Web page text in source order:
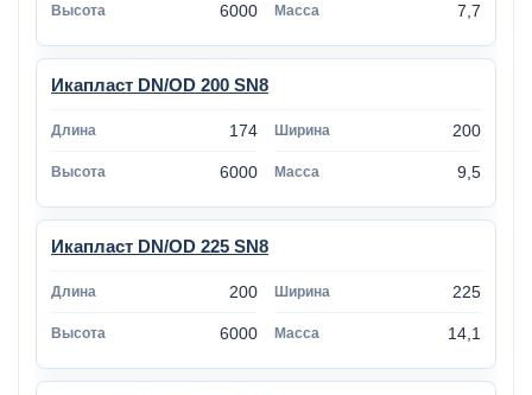
6000 7,7
Икапласт DN/OD 200 SN8
174 200
6000 9,5
Икапласт DN/OD 225 SN8
200 225
6000 14,1